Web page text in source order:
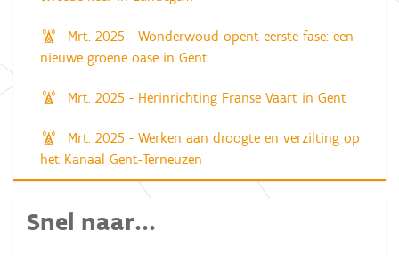
Mrt. 2025 - Wonderwoud opent eerste fase: een
nieuwe groene oase in Gent
Mrt. 2025 - Herinrichting Franse Vaart in Gent
Mrt. 2025 - Werken aan droogte en verzilting op
het Kanaal Gent-Terneuzen
Snel naar...